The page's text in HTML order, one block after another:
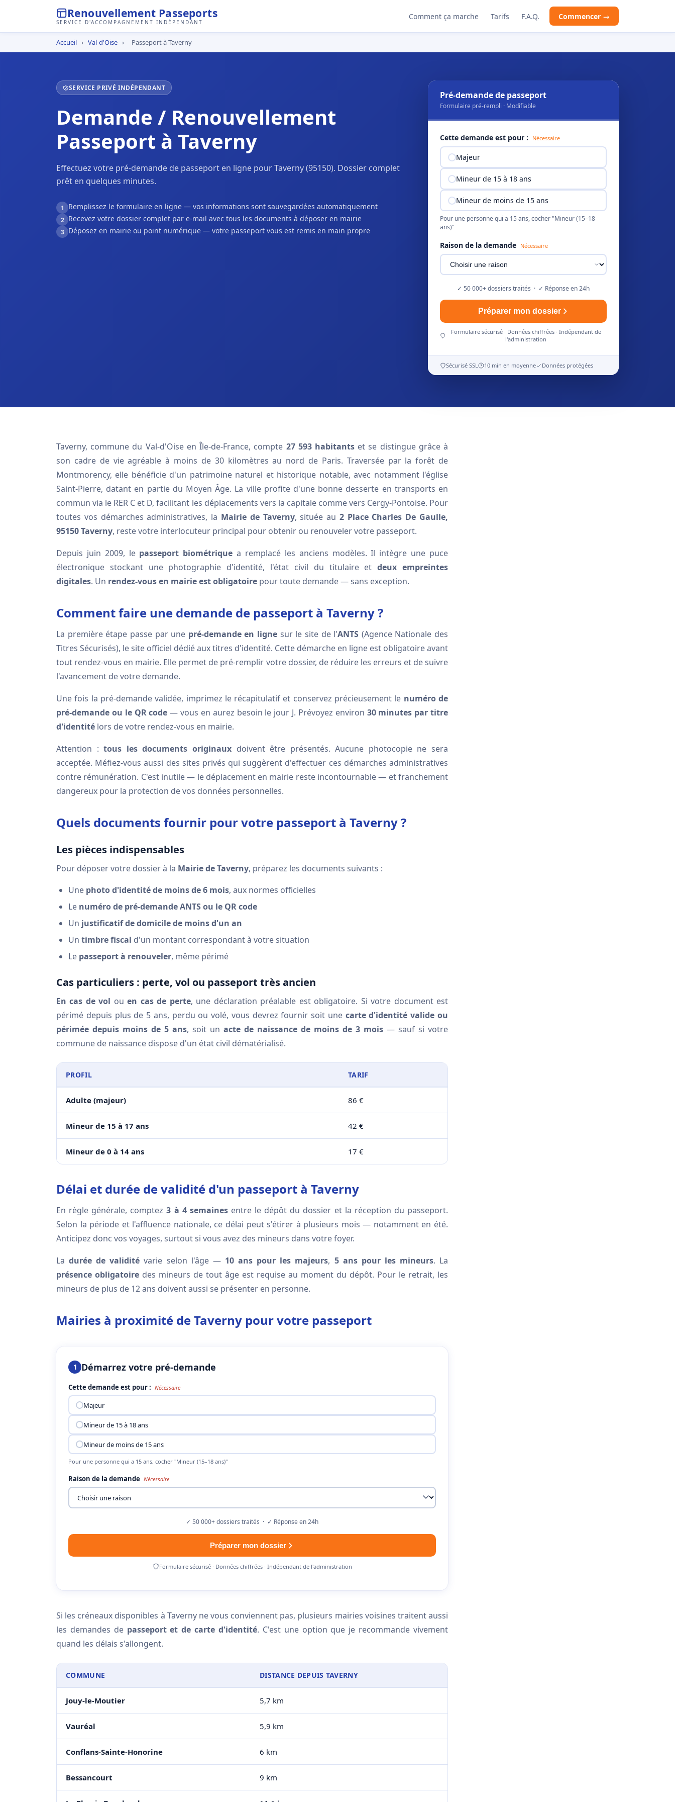
Renouvellement Passeports
SERVICE D'ACCOMPAGNEMENT INDÉPENDANT
Comment ça marche Tarifs F.A.Q. Commencer →
Accueil › Val-d'Oise › Passeport à Taverny
SERVICE PRIVÉ INDÉPENDANT
Demande / Renouvellement
Passeport à Taverny
Effectuez votre pré-demande de passeport en ligne pour Taverny (95150). Dossier complet
prêt en quelques minutes.
1 Remplissez le formulaire en ligne — vos informations sont sauvegardées automatiquement
2 Recevez votre dossier complet par e-mail avec tous les documents à déposer en mairie
3 Déposez en mairie ou point numérique — votre passeport vous est remis en main propre
Pré-demande de passeport
Formulaire pré-rempli · Modifiable
Cette demande est pour : Nécessaire
Majeur
Mineur de 15 à 18 ans
Mineur de moins de 15 ans
Pour une personne qui a 15 ans, cocher "Mineur (15–18
ans)"
Raison de la demande Nécessaire
✓ 50 000+ dossiers traités · ✓ Réponse en 24h
Préparer mon dossier
Formulaire sécurisé · Données chiffrées · Indépendant de
l'administration
Sécurisé SSL 10 min en moyenne Données protégées
Taverny, commune du Val-d'Oise en Île-de-France, compte 27 593 habitantset se distingue grâce à
son cadre de vie agréable à moins de 30 kilomètres au nord de Paris. Traversée par la forêt de
Montmorency, elle bénéficie d'un patrimoine naturel et historique notable, avec notamment l'église
Saint-Pierre, datant en partie du Moyen Âge. La ville profite d'une bonne desserte en transports en
commun via le RER C et D, facilitant les déplacements vers la capitale comme vers Cergy-Pontoise. Pour
toutes vos démarches administratives, la Mairie de Taverny, située au 2 Place Charles De Gaulle,
95150 Taverny, reste votre interlocuteur principal pour obtenir ou renouveler votre passeport.
Depuis juin 2009, le passeport biométrique a remplacé les anciens modèles. Il intègre une puce
électronique stockant une photographie d'identité, l'état civil du titulaire etdeux empreintes
digitales. Un rendez-vous en mairie est obligatoire pour toute demande — sans exception.
Comment faire une demande de passeport à Taverny ?
La première étape passe par une pré-demande en ligne sur le site de l'ANTS (Agence Nationale des
Titres Sécurisés), le site officiel dédié aux titres d'identité. Cette démarche en ligne est obligatoire avant
tout rendez-vous en mairie. Elle permet de pré-remplir votre dossier, de réduire les erreurs et de suivre
l'avancement de votre demande.
Une fois la pré-demande validée, imprimez le récapitulatif et conservez précieusement le numéro de
pré-demande ou le QR code — vous en aurez besoin le jour J. Prévoyez environ 30 minutes par titre
d'identité lors de votre rendez-vous en mairie.
Attention :tous les documents originauxdoivent être présentés. Aucune photocopie ne sera
acceptée. Méfiez-vous aussi des sites privés qui suggèrent d'effectuer ces démarches administratives
contre rémunération. C'est inutile — le déplacement en mairie reste incontournable — et franchement
dangereux pour la protection de vos données personnelles.
Quels documents fournir pour votre passeport à Taverny ?
Les pièces indispensables
Pour déposer votre dossier à la Mairie de Taverny, préparez les documents suivants :
Une photo d'identité de moins de 6 mois, aux normes officielles
Le numéro de pré-demande ANTS ou le QR code
Un justificatif de domicile de moins d'un an
Un timbre fiscal d'un montant correspondant à votre situation
Le passeport à renouveler, même périmé
Cas particuliers : perte, vol ou passeport très ancien
En cas de vol ouen cas de perte, une déclaration préalable est obligatoire. Si votre document est
périmé depuis plus de 5 ans, perdu ou volé, vous devrez fournir soit une carte d'identité valide ou
périmée depuis moins de 5 ans, soit un acte de naissance de moins de 3 mois — sauf si votre
commune de naissance dispose d'un état civil dématérialisé.
PROFIL TARIF
Adulte (majeur) 86 €
Mineur de 15 à 17 ans 42 €
Mineur de 0 à 14 ans 17 €
Délai et durée de validité d'un passeport à Taverny
En règle générale, comptez3 à 4 semainesentre le dépôt du dossier et la réception du passeport.
Selon la période et l'affluence nationale, ce délai peut s'étirer à plusieurs mois — notamment en été.
Anticipez donc vos voyages, surtout si vous avez des mineurs dans votre foyer.
Ladurée de validité varie selon l'âge — 10 ans pour les majeurs, 5 ans pour les mineurs. La
présence obligatoire des mineurs de tout âge est requise au moment du dépôt. Pour le retrait, les
mineurs de plus de 12 ans doivent aussi se présenter en personne.
Mairies à proximité de Taverny pour votre passeport
1 Démarrez votre pré-demande
Cette demande est pour : Nécessaire
Majeur
Mineur de 15 à 18 ans
Mineur de moins de 15 ans
Pour une personne qui a 15 ans, cocher "Mineur (15–18 ans)"
Raison de la demande Nécessaire
✓ 50 000+ dossiers traités · ✓ Réponse en 24h
Préparer mon dossier
Formulaire sécurisé · Données chiffrées · Indépendant de l'administration
Si les créneaux disponibles à Taverny ne vous conviennent pas, plusieurs mairies voisines traitent aussi
les demandes de passeport et de carte d'identité. C'est une option que je recommande vivement
quand les délais s'allongent.
COMMUNE DISTANCE DEPUIS TAVERNY
Jouy-le-Moutier 5,7 km
Vauréal 5,9 km
Conflans-Sainte-Honorine 6 km
Bessancourt 9 km